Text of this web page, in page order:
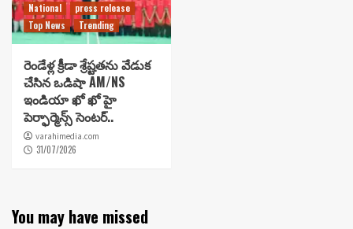
National
press release
Top News
Trending
రెండేళ్ల క్రీడా శ్రేష్టతను వేడుక
చేసిన ఒడిషా AM/NS
ఇండియా ఖో ఖో హై
పెర్ఫార్మెన్స్ సెంటర్..
varahimedia.com
31/07/2026
You may have missed